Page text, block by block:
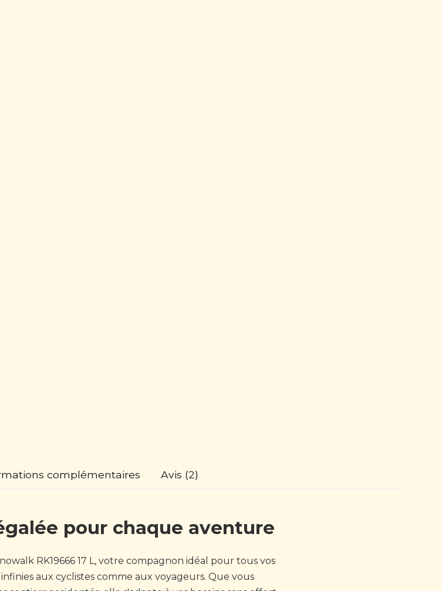
complémentaires Avis (2)
pour chaque aventure
RK19666 17 L, votre compagnon idéal pour tous vos
aux cyclistes comme aux voyageurs. Que vous